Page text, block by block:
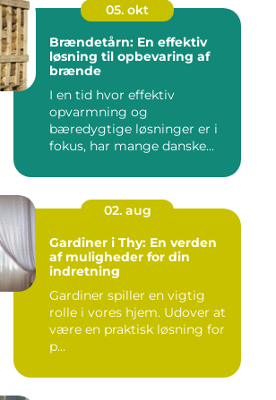
05. okt
Brændetårn: En effektiv
løsning til opbevaring af
brænde
I en tid hvor effektiv
opvarmning og
bæredygtige løsninger er i
fokus, har mange danske...
02. aug
Gardiner i Thy: En verden
af muligheder for din
indretning
Gardiner spiller en vigtig
rolle i vores hjem. Udover at
være en praktisk løsning for
p...